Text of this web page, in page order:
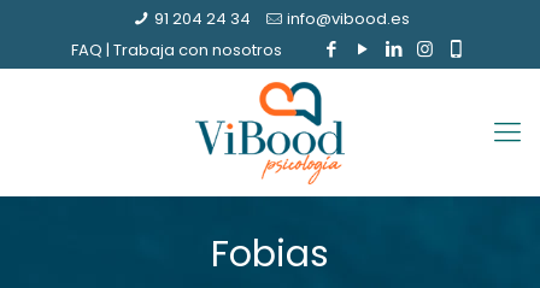
91 204 24 34
info@vibood.es
FAQ | Trabaja con nosotros
Fobias